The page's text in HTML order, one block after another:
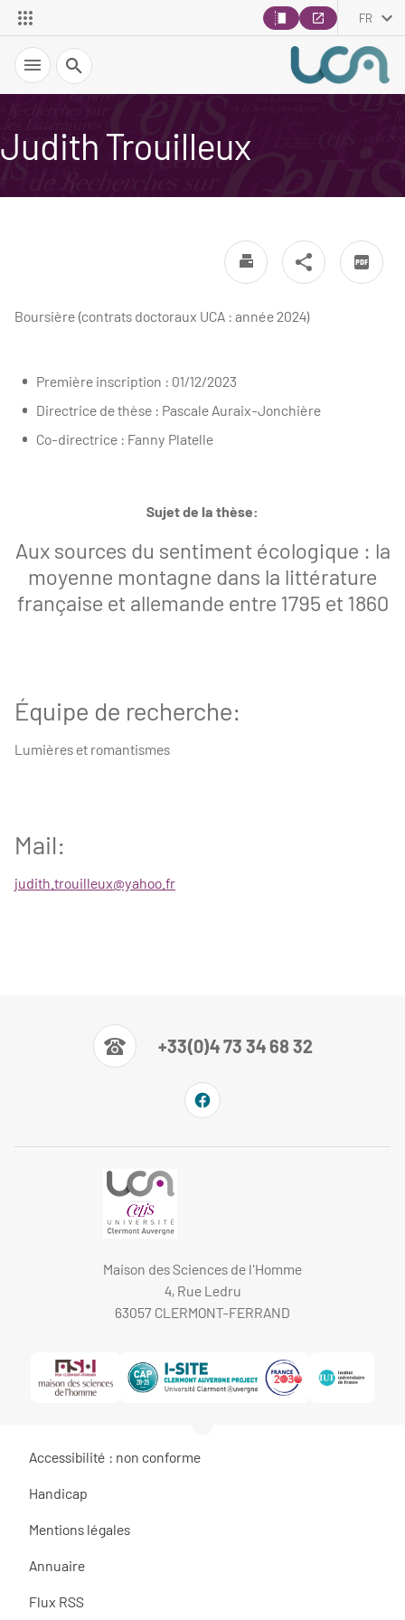
FR
Recherche
Judith Trouilleux
Boursière (contrats doctoraux UCA : année 2024)
Première inscription : 01/12/2023
Directrice de thèse : Pascale Auraix-Jonchière
Co-directrice : Fanny Platelle
Sujet de la thèse:
Aux sources du sentiment écologique : la
moyenne montagne dans la littérature
française et allemande entre 1795 et 1860
Équipe de recherche:
Lumières et romantismes
Mail:
judith.trouilleux@yahoo.fr
+33(0)4 73 34 68 32
Maison des Sciences de l'Homme
4, Rue Ledru
63057 CLERMONT-FERRAND
Accessibilité : non conforme
Handicap
Mentions légales
Annuaire
Flux RSS